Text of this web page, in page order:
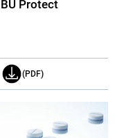
Protect
(PDF)